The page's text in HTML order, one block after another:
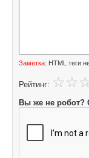
Заметка: HTML теги
Рейтинг:
Вы же не робот?